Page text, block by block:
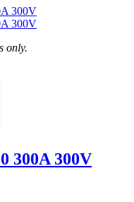
only.
300A 300V